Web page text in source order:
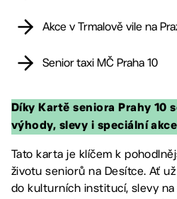
Akce v Trmalově vile na
Senior taxi MČ Praha 10
Díky Kartě seniora Prahy 10
výhody, slevy i speciální
Tato karta je klíčem k
životu seniorů na Desítce. Ať
do kulturních institucí, slevy